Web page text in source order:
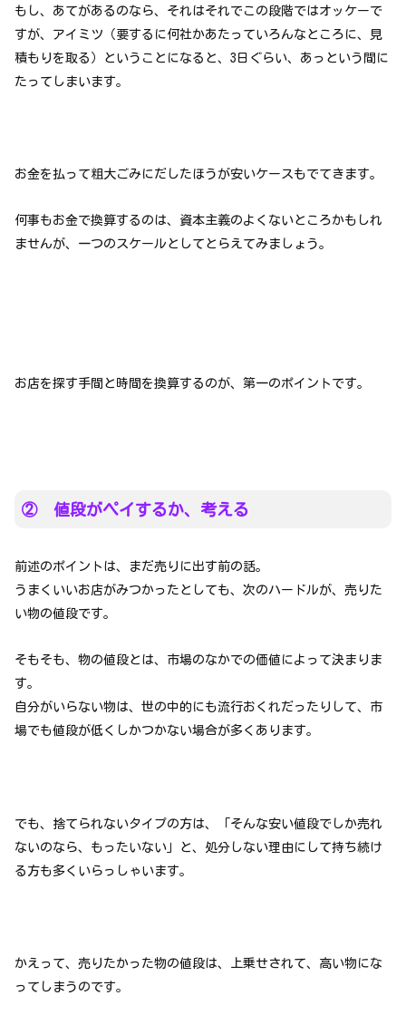
もし、あてがあるのなら、それはそれでこの段階ではオッケーで
すが、アイミツ（要するに何社かあたっていろんなところに、見
積もりを取る）ということになると、3日ぐらい、あっという間に
たってしまいます。
お金を払って粗大ごみにだしたほうが安いケースもでてきます。
何事もお金で換算するのは、資本主義のよくないところかもしれ
ませんが、一つのスケールとしてとらえてみましょう。
お店を探す手間と時間を換算するのが、第一のポイントです。
② 値段がペイするか、考える
前述のポイントは、まだ売りに出す前の話。
うまくいいお店がみつかったとしても、次のハードルが、売りた
い物の値段です。
そもそも、物の値段とは、市場のなかでの価値によって決まりま
す。
自分がいらない物は、世の中的にも流行おくれだったりして、市
場でも値段が低くしかつかない場合が多くあります。
でも、捨てられないタイプの方は、「そんな安い値段でしか売れ
ないのなら、もったいない」と、処分しない理由にして持ち続け
る方も多くいらっしゃいます。
かえって、売りたかった物の値段は、上乗せされて、高い物にな
ってしまうのです。